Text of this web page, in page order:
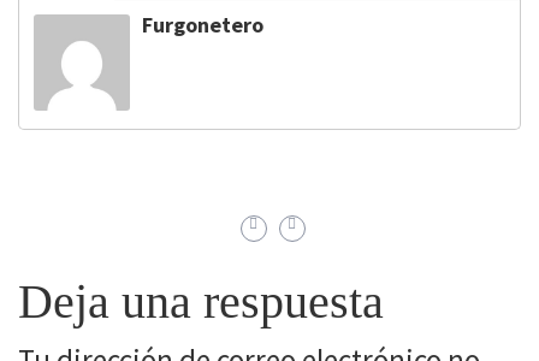
Furgonetero
Deja una respuesta